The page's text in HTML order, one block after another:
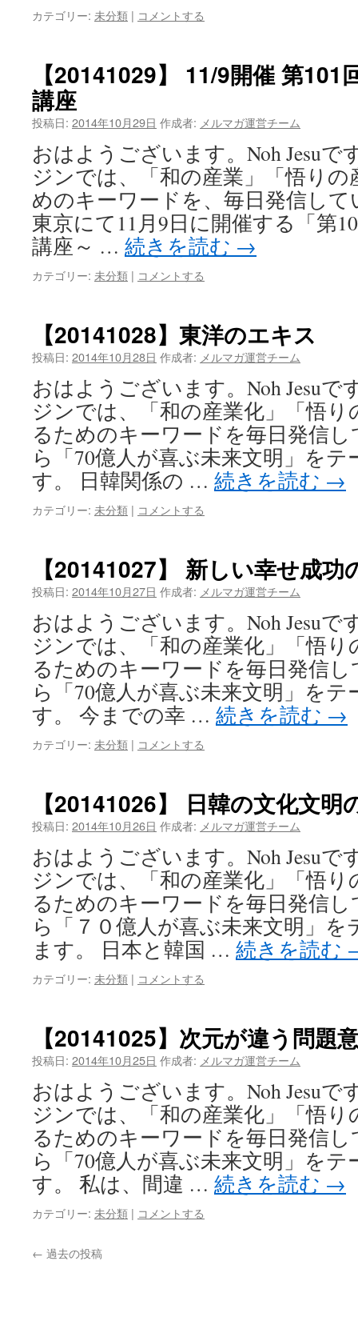
カテゴリー: 未分類 | コメントする
【20141029】 11/9開催 第101
講座
投稿日: 2014年10月29日 作成者: メルマガ運営チーム
おはようございます。Noh Jesuで
ジンでは、「和の産業」「悟り
めのキーワードを、毎日発信し
東京にて11月9日に開催する「第
講座～ … 続きを読む →
カテゴリー: 未分類 | コメントする
【20141028】東洋のエキス
投稿日: 2014年10月28日 作成者: メルマガ運営チーム
おはようございます。Noh Jesuで
ジンでは、「和の産業化」「悟
るためのキーワードを毎日発信
ら「70億人が喜ぶ未来文明」を
す。 日韓関係の … 続きを読む →
カテゴリー: 未分類 | コメントする
【20141027】 新しい幸せ成功
投稿日: 2014年10月27日 作成者: メルマガ運営チーム
おはようございます。Noh Jesuで
ジンでは、「和の産業化」「悟
るためのキーワードを毎日発信
ら「70億人が喜ぶ未来文明」を
す。 今までの幸 … 続きを読む →
カテゴリー: 未分類 | コメントする
【20141026】 日韓の文化文
投稿日: 2014年10月26日 作成者: メルマガ運営チーム
おはようございます。Noh Jesuで
ジンでは、「和の産業化」「悟
るためのキーワードを毎日発信
ら「７０億人が喜ぶ未来文明」
ます。 日本と韓国 … 続きを読む
カテゴリー: 未分類 | コメントする
【20141025】次元が違う問題
投稿日: 2014年10月25日 作成者: メルマガ運営チーム
おはようございます。Noh Jesuで
ジンでは、「和の産業化」「悟
るためのキーワードを毎日発信
ら「70億人が喜ぶ未来文明」を
す。 私は、間違 … 続きを読む →
カテゴリー: 未分類 | コメントする
← 過去の投稿